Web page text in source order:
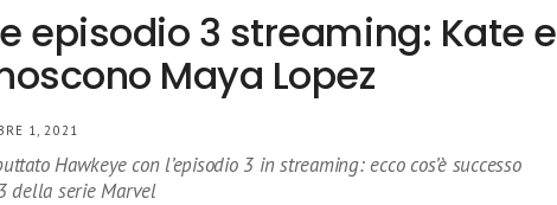
episodio 3 streaming: Kate e
Maya Lopez
1, 2021
Hawkeye con l’episodio 3 in streaming: ecco cos’è successo
della serie Marvel